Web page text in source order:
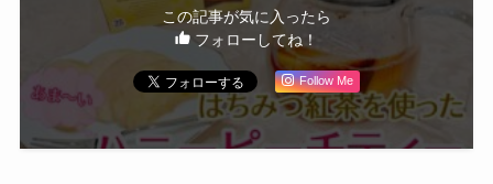
この記事が気に入ったら
フォローしてね！
Follow Me